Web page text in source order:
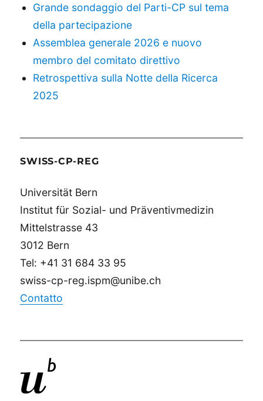
Grande sondaggio del Parti-CP sul tema
della partecipazione
Assemblea generale 2026 e nuovo
membro del comitato direttivo
Retrospettiva sulla Notte della Ricerca
2025
SWISS-CP-REG
Universität Bern
Institut für Sozial- und Präventivmedizin
Mittelstrasse 43
3012 Bern
Tel: +41 31 684 33 95
swiss-cp-reg.ispm@unibe.ch
Contatto